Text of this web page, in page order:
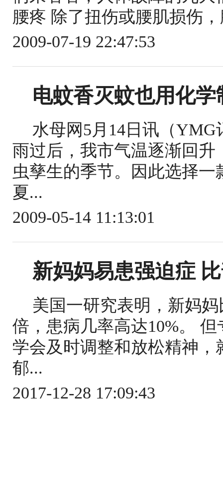
腰疼 除了扭伤或腰肌损伤
2009-07-19 22:47:53
电蚊香灭蚊也用化
水母网5月14日讯（
雨过后，我市气温逐渐回
虫孳生的季节。因此选择
夏...
2009-05-14 11:13:01
新妈妈易患强迫症
美国一研究表明，新妈
倍，患病几率高达10%。
学会及时调整和放松精神
郁...
2017-12-28 17:09:43